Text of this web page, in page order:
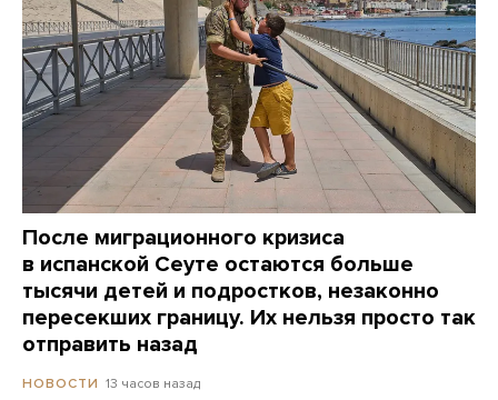
После миграционного кризиса
в испанской Сеуте остаются больше
тысячи детей и подростков, незаконно
пересекших границу. Их нельзя просто так
отправить назад
НОВОСТИ 13 часов назад